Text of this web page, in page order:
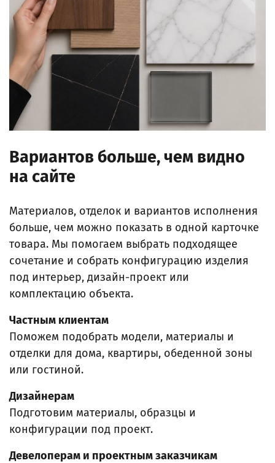
Вариантов больше, чем видно
на сайте
Материалов, отделок и вариантов исполнения
больше, чем можно показать в одной карточке
товара. Мы помогаем выбрать подходящее
сочетание и собрать конфигурацию изделия
под интерьер, дизайн-проект или
комплектацию объекта.
Частным клиентам
Поможем подобрать модели, материалы и
отделки для дома, квартиры, обеденной зоны
или гостиной.
Дизайнерам
Подготовим материалы, образцы и
конфигурации под проект.
Девелоперам и проектным заказчикам